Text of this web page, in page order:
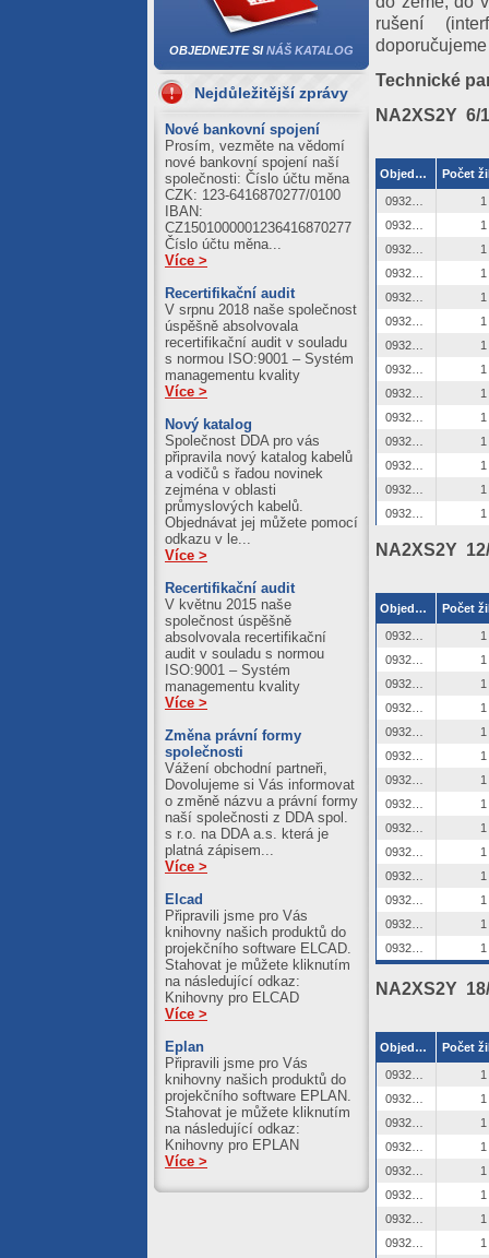
rušení
Technické
NA2XS2Y 6/
Objednací číslo Počet
1
1
1
1
1
1
1
1
1
1
1
1
1
1
NA2XS2Y
Objednací číslo Počet
1
1
1
1
1
1
1
1
1
1
1
1
1
1
NA2XS2Y
Objednací číslo Počet
1
1
1
1
1
1
1
1
Cu = 1273.71
04.08.2026
Al = 420.89
Cu = 1250.39
Al = 411.21
Cu = 1245.59
OBJEDNEJTE SINÁŠ KATALOG
Nejdůležitější zprávy
Nové bankovní spojení
Prosím, vezměte na vědomí
nové bankovní spojení naší
společnosti: Číslo účtu měna
CZK: 123-6416870277/0100
IBAN:
CZ1501000001236416870277
Číslo účtu měna...
Více >
Recertifikační audit
V srpnu 2018 naše společnost
úspěšně absolvovala
recertifikační audit v souladu
s normou ISO:9001 – Systém
managementu kvality
Více >
Nový katalog
Společnost DDA pro vás
připravila nový katalog kabelů
a vodičů s řadou novinek
zejména v oblasti
průmyslových kabelů.
Objednávat jej můžete pomocí
odkazu v le...
Více >
Recertifikační audit
V květnu 2015 naše
společnost úspěšně
absolvovala recertifikační
audit v souladu s normou
ISO:9001 – Systém
managementu kvality
Více >
Změna právní formy
společnosti
Vážení obchodní partneři,
Dovolujeme si Vás informovat
o změně názvu a právní formy
naší společnosti z DDA spol.
s r.o. na DDA a.s. která je
platná zápisem...
Více >
Elcad
Připravili jsme pro Vás
knihovny našich produktů do
projekčního software ELCAD.
Stahovat je můžete kliknutím
na následující odkaz:
Knihovny pro ELCAD
Více >
Eplan
Připravili jsme pro Vás
knihovny našich produktů do
projekčního software EPLAN.
Stahovat je můžete kliknutím
na následující odkaz:
Knihovny pro EPLAN
Více >